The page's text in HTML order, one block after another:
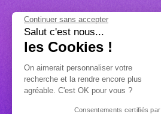
Continuer sans accepter
Salut c'est nous...
les Cookies !
On aimerait personnaliser votre
recherche et la rendre encore plus
agréable. C'est OK pour vous ?
Consentements certifiés par